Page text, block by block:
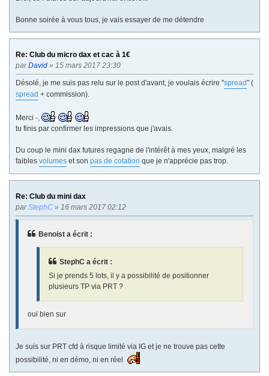
Bonne soirée à vous tous, je vais essayer de me détendre
Re: Club du micro dax et cac à 1€
parDavid » 15 mars 2017 23:30
Désolé, je me suis pas relu sur le post d'avant, je voulais écrire "spread" (
spread + commission).
Merci -,
tu finis par confirmer les impressions que j'avais.
Du coup le mini dax futures regagne de l'intérêt à mes yeux, malgré les
faibles volumes et son pas de cotation que je n'apprécie pas trop.
Re: Club du mini dax
parStephC » 16 mars 2017 02:12
Benoist a écrit :
StephC a écrit :
Si je prends 5 lots, il y a possibilité de positionner
plusieurs TP via PRT ?
oui bien sur
Je suis sur PRT cfd à risque limité via IG et je ne trouve pas cette
possibilité, ni en démo, ni en réel